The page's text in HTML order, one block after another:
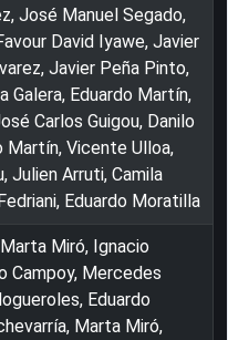
José Manuel Segado,
David Iyawe, Javier
Javier Peña Pinto,
Galera, Eduardo Martín,
Carlos Guigou, Danilo
Martín, Vicente Ulloa,
Julien Arruti, Camila
Eduardo Moratilla
Miró, Ignacio
Campoy, Mercedes
Eduardo
Marta Miró,